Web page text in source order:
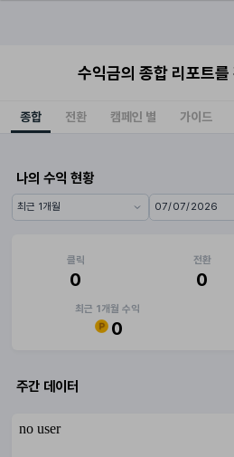
수익금의 종합 리포트
종합 전환 캠페인 별 가이드
나의 수익 현황
기간 프리셋 시작일
종료일
클릭
0
전환
0
최근 1개월 수익
0
주간 데이터